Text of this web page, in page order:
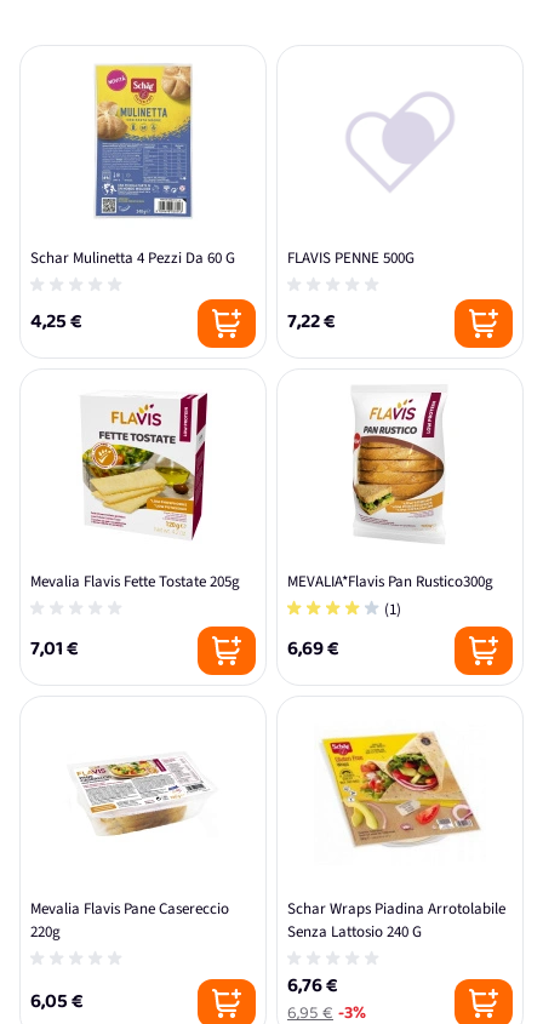
Schar Mulinetta 4 Pezzi Da 60 G
4,25 €
FLAVIS PENNE 500G
7,22 €
Mevalia Flavis Fette Tostate 205g
7,01 €
MEVALIA*Flavis Pan Rustico300g
(1)
6,69 €
Mevalia Flavis Pane Casereccio
220g
6,05 €
Schar Wraps Piadina Arrotolabile
Senza Lattosio 240 G
6,76 €
6,95 €-3%